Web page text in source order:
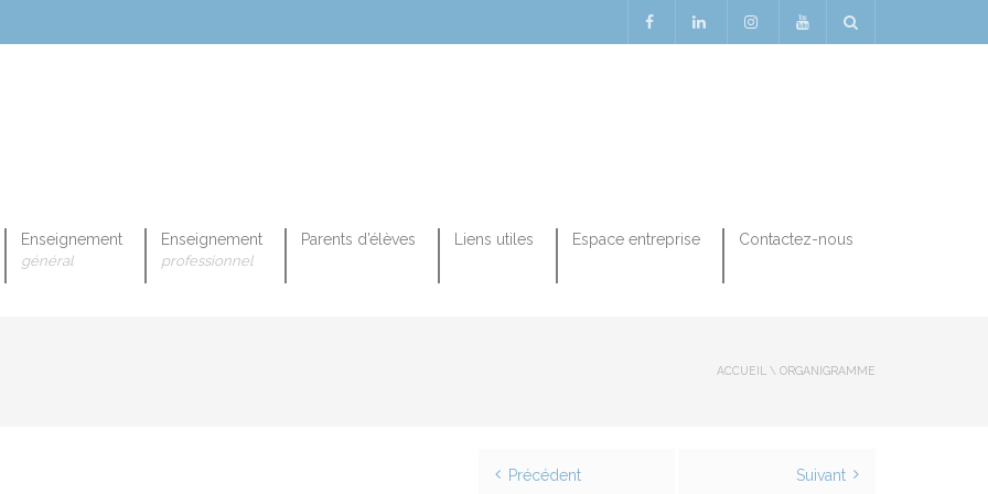
Enseignement
général
Enseignement
professionnel
Parents d’élèves Liens utiles Espace entreprise Contactez-nous
ACCUEIL \ ORGANIGRAMME
Précédent Suivant